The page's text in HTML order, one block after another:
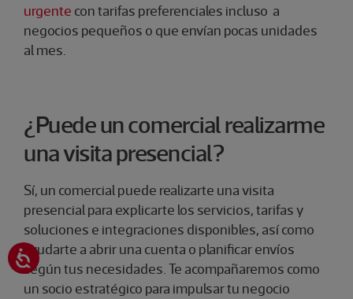
urgente con tarifas preferenciales incluso a
negocios pequeños o que envían pocas unidades
al mes.
¿Puede un comercial realizarme
una visita presencial?
Sí, un comercial puede realizarte una visita
presencial para explicarte los servicios, tarifas y
soluciones e integraciones disponibles, así como
ayudarte a abrir una cuenta o planificar envíos
según tus necesidades. Te acompañaremos como
un socio estratégico para impulsar tu negocio